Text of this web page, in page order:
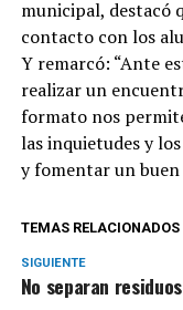
municipal, destacó
contacto con los
Y remarcó: “Ante
realizar un
formato nos
las inquietudes y
y fomentar un buen
TEMAS RELACIONADOS
SIGUIENTE
No separan residuos